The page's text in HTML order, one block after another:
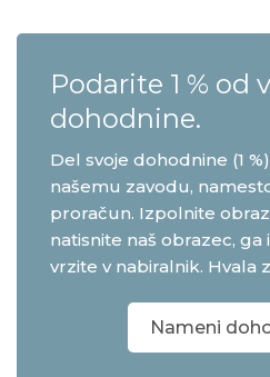
Podarite 1 % od
dohodnine.
Del svoje dohodnine (1
našemu zavodu,
proračun. Izpolnite
natisnite naš obrazec,
vrzite v nabiralnik. Hvala
Nameni